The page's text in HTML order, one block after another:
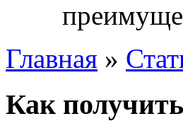
Главная »
Как